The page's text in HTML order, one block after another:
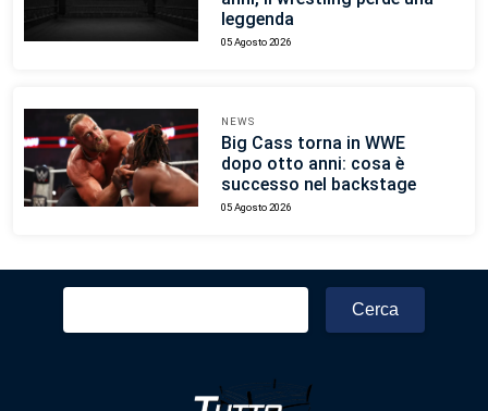
leggenda
05 Agosto 2026
NEWS
Big Cass torna in WWE
dopo otto anni: cosa è
successo nel backstage
05 Agosto 2026
Ricerca